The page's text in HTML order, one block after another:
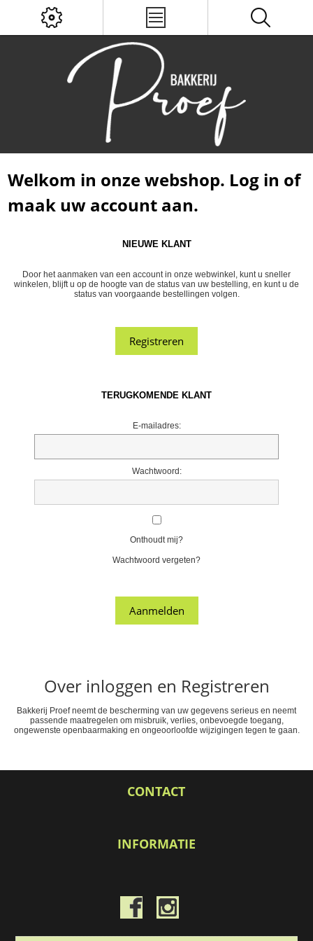
Welkom in onze webshop. Log in of
maak uw account aan.
NIEUWE KLANT
Door het aanmaken van een account in onze webwinkel, kunt u sneller
winkelen, blijft u op de hoogte van de status van uw bestelling, en kunt u de
status van voorgaande bestellingen volgen.
TERUGKOMENDE KLANT
E-mailadres:
Wachtwoord:
Onthoudt mij?
Wachtwoord vergeten?
Over inloggen en Registreren
Bakkerij Proef neemt de bescherming van uw gegevens serieus en neemt
passende maatregelen om misbruik, verlies, onbevoegde toegang,
ongewenste openbaarmaking en ongeoorloofde wijzigingen tegen te gaan.
CONTACT
INFORMATIE